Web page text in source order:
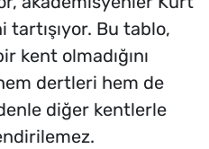
tartışıyor. Bu tablo,
kent olmadığını
dertleri hem de
diğer kentlerle